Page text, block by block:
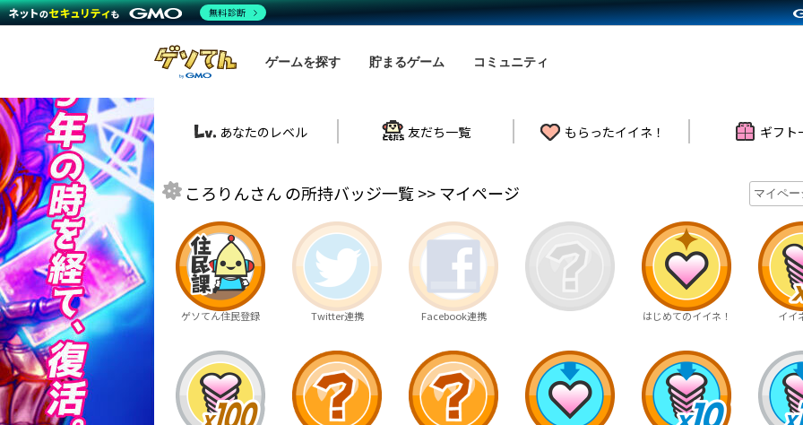
ゲームを探す 貯まるゲーム コミュニティ
あなたのレベル 友だち一覧 もらったイイネ！ ギフト
ころりんさん の所持バッジ一覧 >> マイページ
ゲソてん住民登録 Twitter連携 Facebook連携 はじめてのイイネ！ イイ
無料診断